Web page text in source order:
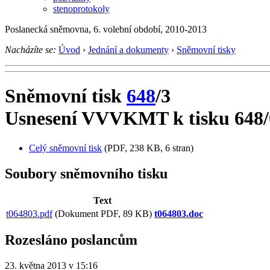
stenoprotokoly
Poslanecká sněmovna, 6. volební období, 2010-2013
Nacházíte se: Úvod › Jednání a dokumenty › Sněmovní tisky
Sněmovní tisk 648/3
Usnesení VVVKMT k tisku
Celý sněmovní tisk (PDF, 238 KB, 6 stran)
Soubory sněmovního tisku
Text
t064803.pdf(Dokument PDF, 89 KB) t064803.doc
Rozesláno poslancům
23. května 2013 v 15:16